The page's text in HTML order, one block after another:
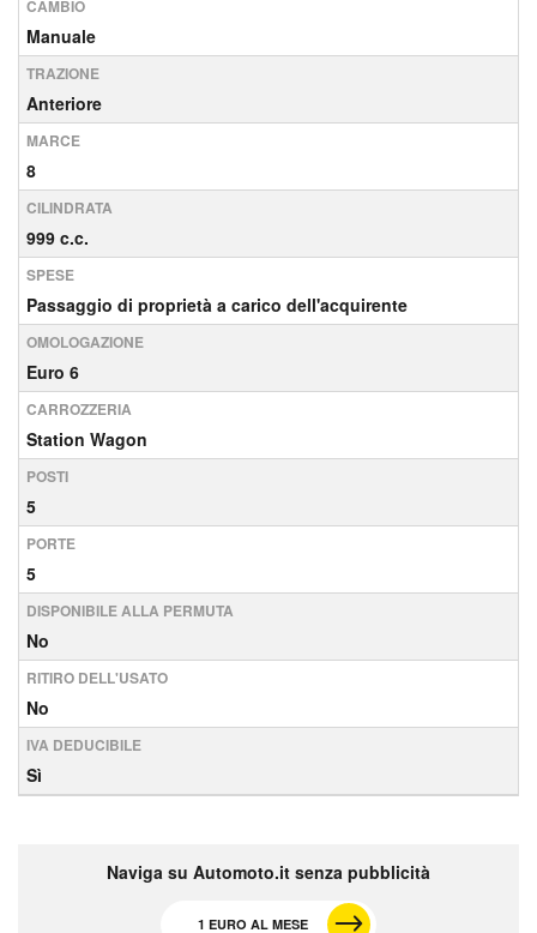
CAMBIO
Manuale
TRAZIONE
Anteriore
MARCE
8
CILINDRATA
999 c.c.
SPESE
Passaggio di proprietà a carico dell'acquirente
OMOLOGAZIONE
Euro 6
CARROZZERIA
Station Wagon
POSTI
5
PORTE
5
DISPONIBILE ALLA PERMUTA
No
RITIRO DELL'USATO
No
IVA DEDUCIBILE
Sì
Naviga su Automoto.it senza pubblicità
1 EURO AL MESE